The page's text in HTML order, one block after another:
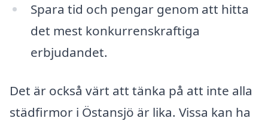
Spara tid och pengar genom att hitta
det mest konkurrenskraftiga
erbjudandet.
Det är också värt att tänka på att inte alla
städfirmor i Östansjö är lika. Vissa kan ha